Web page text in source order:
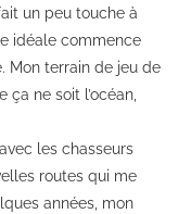
un peu touche à
idéale commence
Mon terrain de jeu de
ça ne soit l’océan,
les chasseurs
routes qui me
années, mon